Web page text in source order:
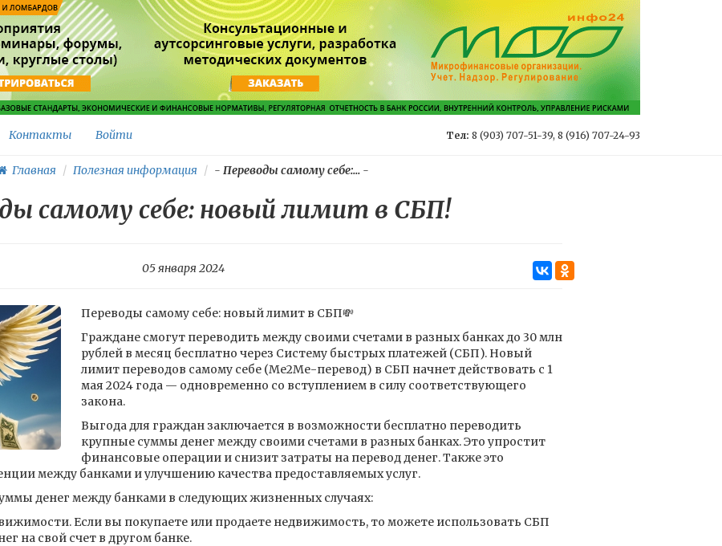
Контакты Войти Тел: 8 (903) 707-51-39, 8 (916) 707-24-93
Главная Полезная информация - Переводы самому себе:... -
самому себе: новый лимит в СБП!
05 января 2024
Переводы самому себе: новый лимит в СБП💸
Граждане смогут переводить между своими счетами в разных банках до 30 млн
рублей в месяц бесплатно через Систему быстрых платежей (СБП). Новый
лимит переводов самому себе (Ме2Ме-перевод) в СБП начнет действовать с 1
мая 2024 года — одновременно со вступлением в силу соответствующего
закона.
Выгода для граждан заключается в возможности бесплатно переводить
крупные суммы денег между своими счетами в разных банках. Это упростит
финансовые операции и снизит затраты на перевод денег. Также это
между банками и улучшению качества предоставляемых услуг.
денег между банками в следующих жизненных случаях:
Если вы покупаете или продаете недвижимость, то можете использовать СБП
на свой счет в другом банке.